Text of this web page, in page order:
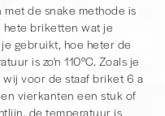
de snake methode is
hete briketten wat je
gebruikt, hoe heter de
is zo'n 110°C. Zoals je
voor de staaf briket 6 a
vierkanten een stuk of
de temperatuur is